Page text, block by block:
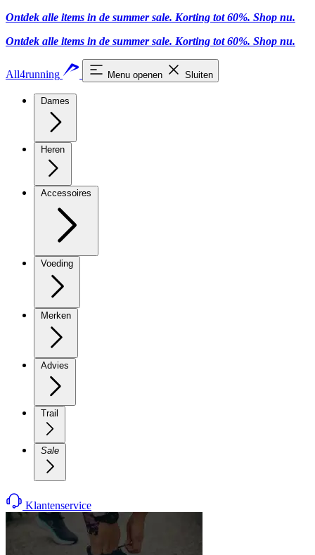
Ontdek alle items in de summer sale. Korting tot 60%. Shop nu.
Ontdek alle items in de summer sale. Korting tot 60%. Shop nu.
All4running Menu openen Sluiten
Dames
Heren
Accessoires
Voeding
Merken
Advies
Trail
Sale
Klantenservice